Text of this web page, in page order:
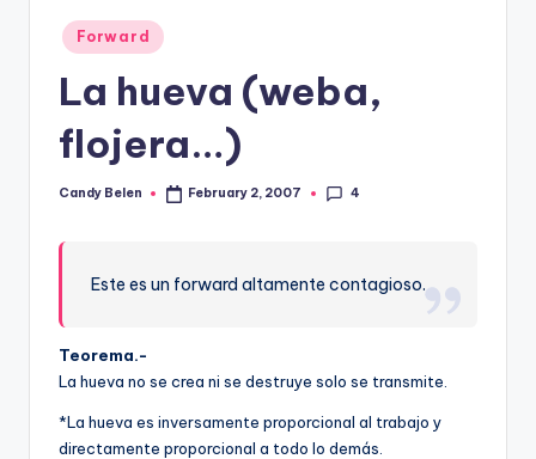
Posted
in
Forward
La hueva (weba,
flojera…)
Posted
Candy Belen February 2, 2007 4
Este es un forward altamente contagioso.
Teorema.-
La hueva no se crea ni se destruye solo se transmite.
*La hueva es inversamente proporcional al trabajo y
directamente proporcional a todo lo demás.